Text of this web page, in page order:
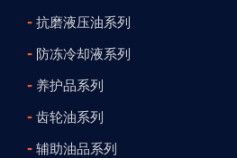
- 抗磨液压油系列
- 防冻冷却液系列
- 养护品系列
- 齿轮油系列
- 辅助油品系列